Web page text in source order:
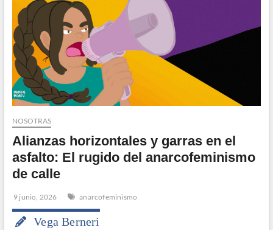
NOSOTRAS
Alianzas horizontales y garras en el
asfalto: El rugido del anarcofeminismo
de calle
9 junio, 2026 anarcofeminismo
Vega Berneri